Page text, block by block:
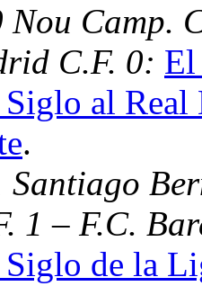
Nou Camp.
C.F. 0: El
al
.
Santiago
1 – F.C.
de la